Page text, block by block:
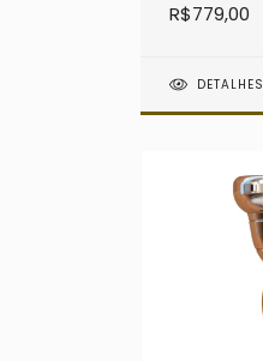
R$779,00
DETALHES